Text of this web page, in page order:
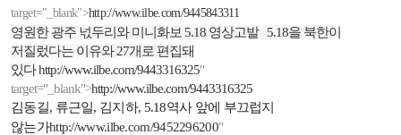
target="_blank">http://www.ilbe.com/9445843311
영원한 광주 넋두리와 미니화보 5.18 영상고발5.18을 북한이
저질렀다는 이유와27개로 편집돼
있다 http://www.ilbe.com/9443316325"
target="_blank">http://www.ilbe.com/9443316325
김동길, 류근일, 김지하, 5.18역사 앞에 부끄럽지
않는가http://www.ilbe.com/9452296200"